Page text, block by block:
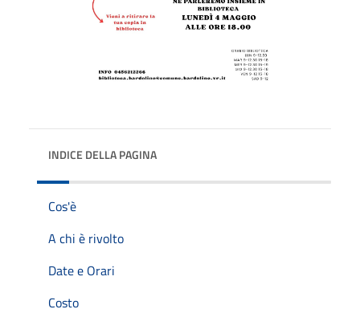
INDICE DELLA PAGINA
Cos'è
A chi è rivolto
Date e Orari
Costo